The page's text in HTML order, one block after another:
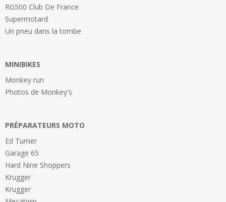
RG500 Club De France
Supermotard
Un pneu dans la tombe
MINIBIKES
Monkey run
Photos de Monkey's
PRÉPARATEURS MOTO
Ed Turner
Garage 65
Hard Nine Shoppers
Krugger
Krugger